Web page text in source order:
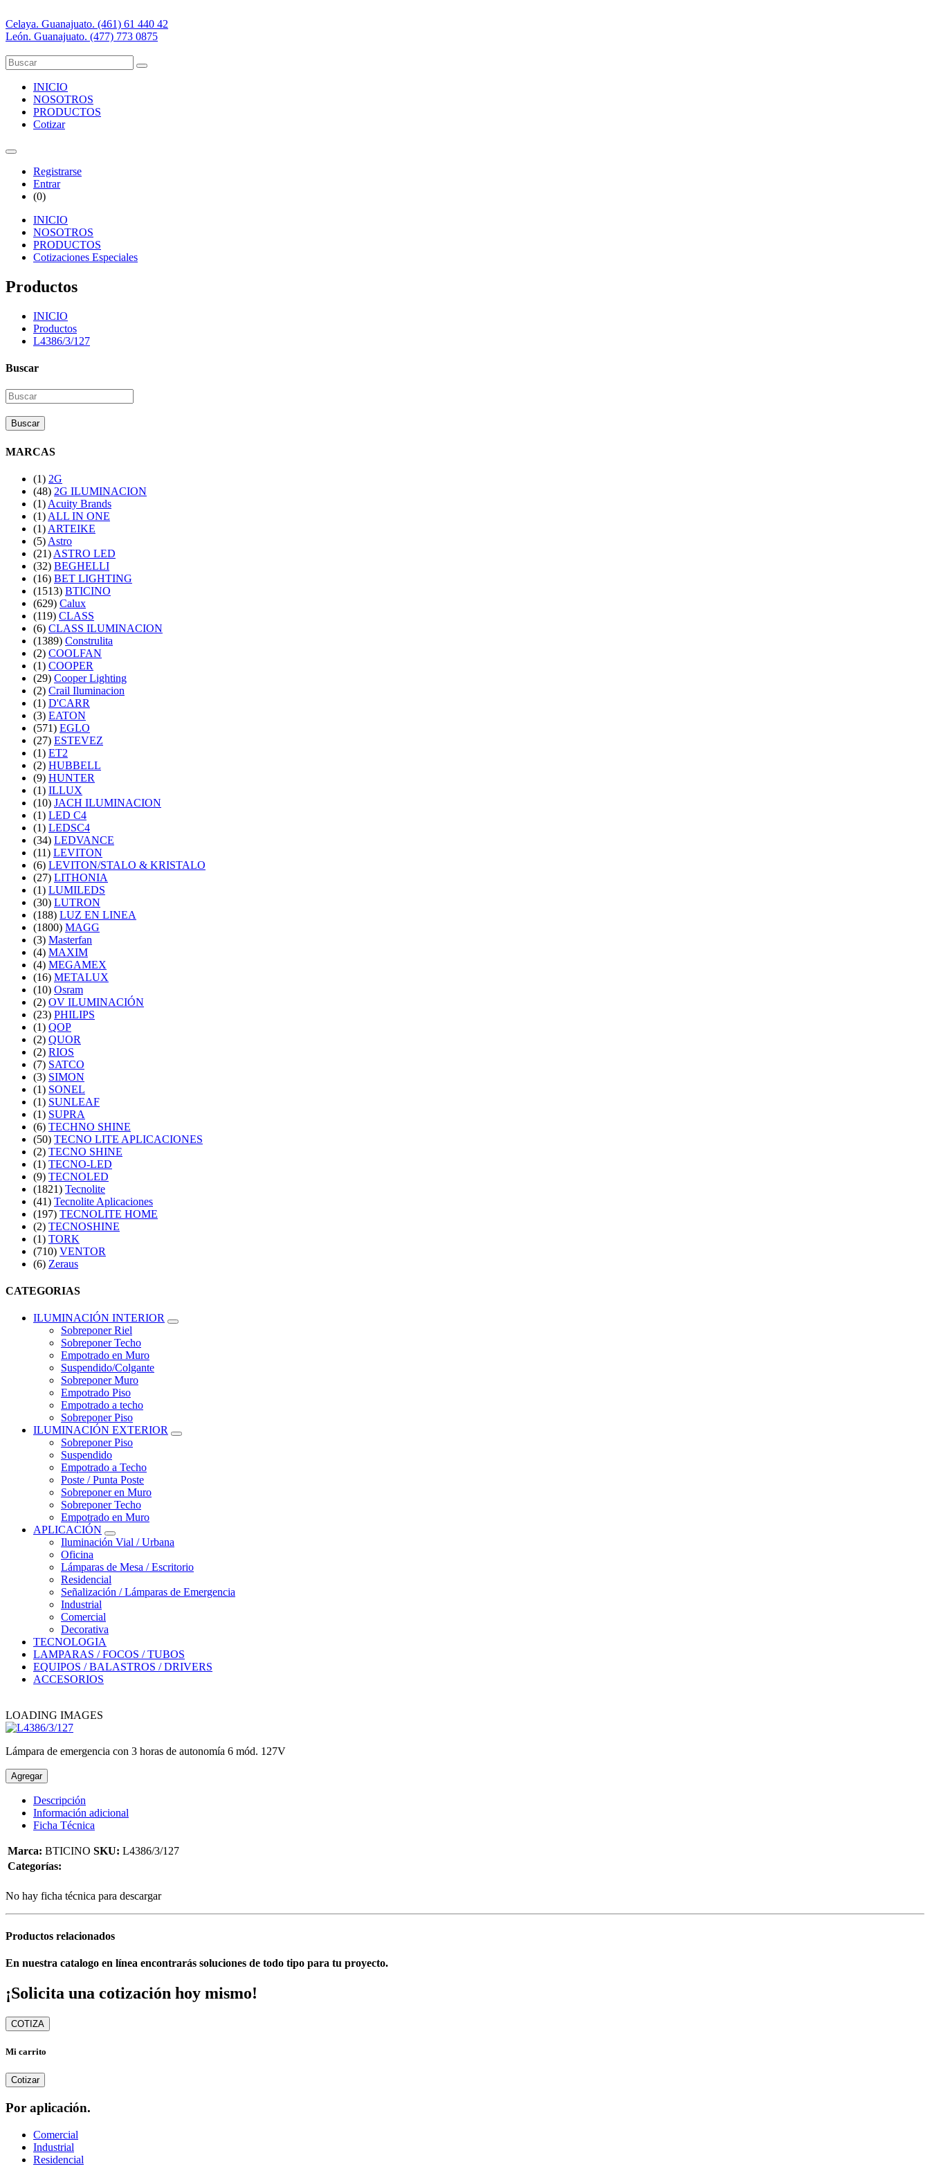
Celaya. Guanajuato. (461) 61 440 42
León. Guanajuato. (477) 773 0875
INICIO
NOSOTROS
PRODUCTOS
Cotizar
Registrarse
Entrar
(0)
INICIO
NOSOTROS
PRODUCTOS
Cotizaciones Especiales
Productos
INICIO
Productos
L4386/3/127
Buscar
Buscar
MARCAS
(1) 2G
(48) 2G ILUMINACION
(1) Acuity Brands
(1) ALL IN ONE
(1) ARTEIKE
(5) Astro
(21) ASTRO LED
(32) BEGHELLI
(16) BET LIGHTING
(1513) BTICINO
(629) Calux
(119) CLASS
(6) CLASS ILUMINACION
(1389) Construlita
(2) COOLFAN
(1) COOPER
(29) Cooper Lighting
(2) Crail Iluminacion
(1) D'CARR
(3) EATON
(571) EGLO
(27) ESTEVEZ
(1) ET2
(2) HUBBELL
(9) HUNTER
(1) ILLUX
(10) JACH ILUMINACION
(1) LED C4
(1) LEDSC4
(34) LEDVANCE
(11) LEVITON
(6) LEVITON/STALO & KRISTALO
(27) LITHONIA
(1) LUMILEDS
(30) LUTRON
(188) LUZ EN LINEA
(1800) MAGG
(3) Masterfan
(4) MAXIM
(4) MEGAMEX
(16) METALUX
(10) Osram
(2) OV ILUMINACIÓN
(23) PHILIPS
(1) QOP
(2) QUOR
(2) RIOS
(7) SATCO
(3) SIMON
(1) SONEL
(1) SUNLEAF
(1) SUPRA
(6) TECHNO SHINE
(50) TECNO LITE APLICACIONES
(2) TECNO SHINE
(1) TECNO-LED
(9) TECNOLED
(1821) Tecnolite
(41) Tecnolite Aplicaciones
(197) TECNOLITE HOME
(2) TECNOSHINE
(1) TORK
(710) VENTOR
(6) Zeraus
CATEGORIAS
ILUMINACIÓN INTERIOR
Sobreponer Riel
Sobreponer Techo
Empotrado en Muro
Suspendido/Colgante
Sobreponer Muro
Empotrado Piso
Empotrado a techo
Sobreponer Piso
ILUMINACIÓN EXTERIOR
Sobreponer Piso
Suspendido
Empotrado a Techo
Poste / Punta Poste
Sobreponer en Muro
Sobreponer Techo
Empotrado en Muro
APLICACIÓN
Iluminación Vial / Urbana
Oficina
Lámparas de Mesa / Escritorio
Residencial
Señalización / Lámparas de Emergencia
Industrial
Comercial
Decorativa
TECNOLOGIA
LAMPARAS / FOCOS / TUBOS
EQUIPOS / BALASTROS / DRIVERS
ACCESORIOS
LOADING IMAGES
Lámpara de emergencia con 3 horas de autonomía 6 mód. 127V
Agregar
Descripción
Información adicional
Ficha Técnica
Marca: BTICINO SKU: L4386/3/127
Categorías:
No hay ficha técnica para descargar
Productos relacionados
En nuestra catalogo en línea encontrarás soluciones de todo tipo para tu proyecto.
¡Solicita una cotización hoy mismo!
COTIZA
Mi carrito
Cotizar
Por aplicación.
Comercial
Industrial
Residencial